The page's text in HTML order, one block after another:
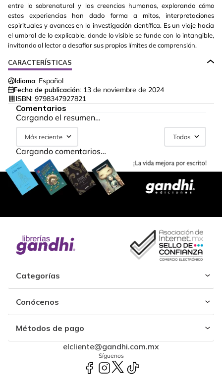
entre lo sobrenatural y las creencias humanas, explorando cómo
estas experiencias han dado forma a mitos, interpretaciones
espirituales y avances en la investigación científica. Es un viaje hacia
el umbral de lo explicable, donde lo visible se funde con lo intangible,
invitando al lector a desafiar sus propios límites de comprensión.
CARACTERÍSTICAS
Idioma: Español
Fecha de publicación: 13 de noviembre de 2024
ISBN: 9798347927821
Comentarios
Cargando el resumen…
Más reciente Todos
Cargando comentarios…
Categorías
Conócenos
Métodos de pago
elcliente@gandhi.com.mx
Síguenos